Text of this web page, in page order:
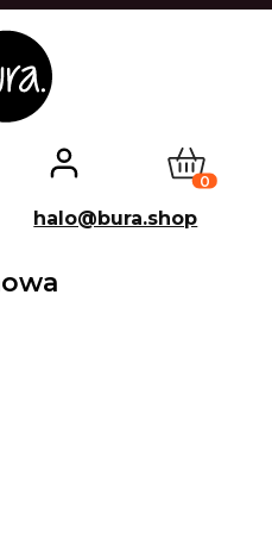
Produkty
halo@bura.shop